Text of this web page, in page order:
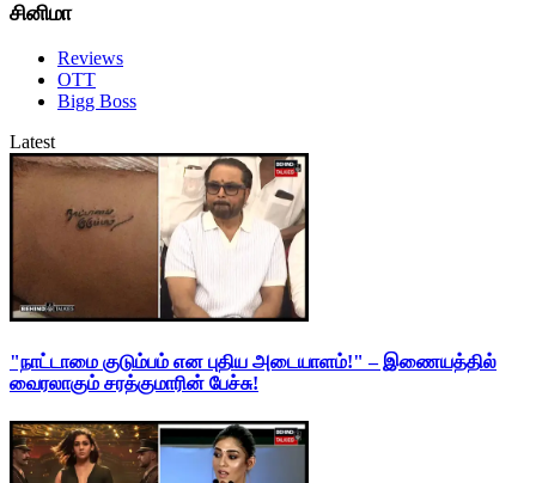
சினிமா
Reviews
OTT
Bigg Boss
Latest
"நாட்டாமை குடும்பம் என புதிய அடையாளம்!" – இணையத்தில்
வைரலாகும் சரத்குமாரின் பேச்சு!